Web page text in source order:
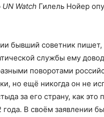
UN Watch Гилель Нойер
бывший советник пишет,
службы ему
поворотами
но ещё никогда он не
за его страну, как это
года. В своём заявлении